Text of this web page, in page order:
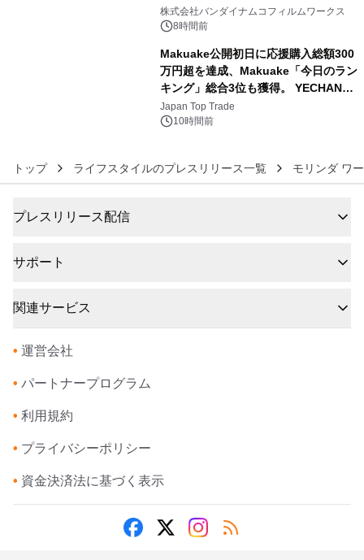
像『UNICORN GUNDAM Statue ―
BEYOND POSSIBILITY ―』を上映！
株式会社バンダイナムコフィルムワークス
8時間前
Makuake公開初日に応援購入総額300
万円超を達成、Makuake「今日のラン
キング」総合3位も獲得。 YECHAN音
浴シンギングボウル第2弾の大型サイ
ズ（XL・2XL・3XL）を先行販売中
Japan Top Trade
10時間前
トップ ライフスタイルのプレスリリース一覧 モリンダ ワ
プレスリリース配信
サポート
関連サービス
• 運営会社
• パートナープログラム
• 利用規約
• プライバシーポリシー
• 資金決済法に基づく表示